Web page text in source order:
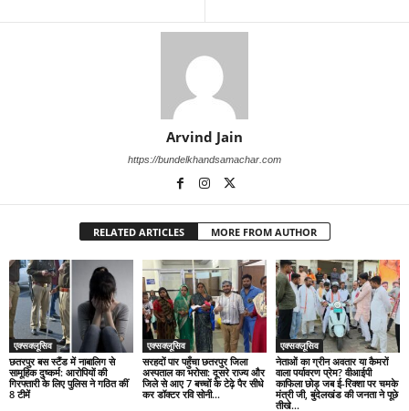
Arvind Jain
https://bundelkhandsamachar.com
RELATED ARTICLES MORE FROM AUTHOR
एक्सक्लूसिव
छतरपुर बस स्टैंड में नाबालिग से
सामूहिक दुष्कर्म: आरोपियों की
गिरफ्तारी के लिए पुलिस ने गठित कीं
8 टीमें
एक्सक्लूसिव
सरहदों पार पहुँचा छतरपुर जिला
अस्पताल का भरोसा: दूसरे राज्य और
जिले से आए 7 बच्चों के टेढ़े पैर सीधे
कर डॉक्टर रवि सोनी...
एक्सक्लूसिव
नेताओं का ग्रीन अवतार या कैमरों
वाला पर्यावरण प्रेम? वीआईपी
काफिला छोड़ जब ई-रिक्शा पर चमके
मंत्री जी, बुंदेलखंड की जनता ने पूछे
तीखे...